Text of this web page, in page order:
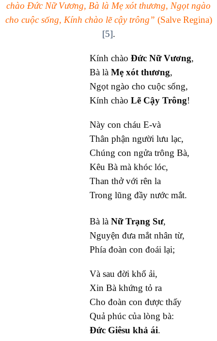
chào Đức Nữ Vương, Bà là Mẹ xót thương, Ngọt ngào
cho cuộc sống, Kính chào lẽ cậy trông” (Salve Regina)
[5].
Kính chào Ðức Nữ Vương,
Bà là Mẹ xót thương,
Ngọt ngào cho cuộc sống,
Kính chào Lẽ Cậy Trông!
Này con cháu E-và
Thân phận người lưu lạc,
Chúng con ngửa trông Bà,
Kêu Bà mà khóc lóc,
Than thở với rên la
Trong lũng đầy nước mắt.
Bà là Nữ Trạng Sư,
Nguyện đưa mắt nhân từ,
Phía đoàn con đoái lại;
Và sau đời khổ ải,
Xin Bà khứng tỏ ra
Cho đoàn con được thấy
Quả phúc của lòng bà:
Đức Giêsu khả ái.